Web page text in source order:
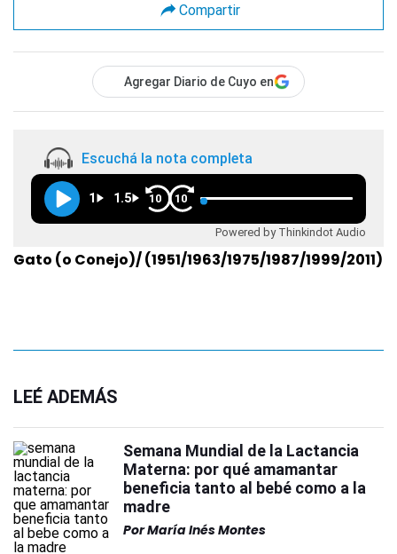
Compartir
Agregar Diario de Cuyo en
Escuchá la nota completa
1 1.5 10 10
Powered by Thinkindot Audio
Gato (o Conejo)/ (1951/1963/1975/1987/1999/2011)
LEÉ ADEMÁS
Semana Mundial de la Lactancia
Materna: por qué amamantar
beneficia tanto al bebé como a la
madre
PorMaría Inés Montes